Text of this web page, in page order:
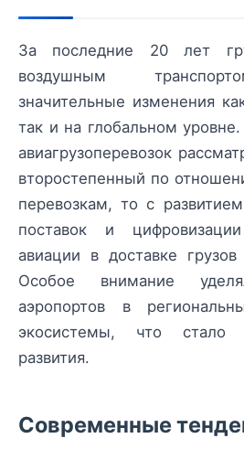
За последние 20 лет
воздушным
значительные изменения
так и на глобальном
авиагрузоперевозок
второстепенный по
перевозкам, то с
поставок и
авиации в доставке грузов
Особое внимание
аэропортов в
экосистемы, что стало
развития.
Современные